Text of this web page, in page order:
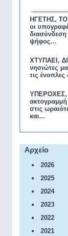
ΗΓΕΤΗΣ,
οι
ψήφος...
ΧΤΥΠΑΕΙ,
νησιώτες
τις ένοπλες
ΥΠΕΡΟΧΕΣ,
στις
και...
Αρχείο
2026
2025
2024
2023
2022
2021